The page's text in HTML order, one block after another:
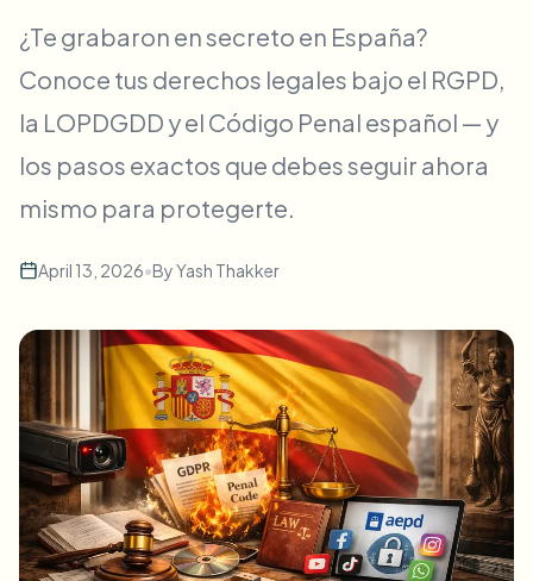
Cambio de cara - Video
Inteligencia de video
Desenfoque de video en lote
Procesa muchos vídeos de una vez
Desenfoque masivo de rostros
Pipelines de alto rendimiento
Desenfocar cualquier cosa
Zonas empresariales, políticas y revisión
API & SDK
Automatizar cargas, trabajos y webhooks
Formulario de contacto
Inteligencia de video
Eliminación de fondo en masa
¿Te grabaron en secreto en España?
Conoce tus derechos legales bajo el RGPD,
la LOPDGDD y el Código Penal español — y
los pasos exactos que debes seguir ahora
mismo para protegerte.
April 13, 2026•ByYash Thakker